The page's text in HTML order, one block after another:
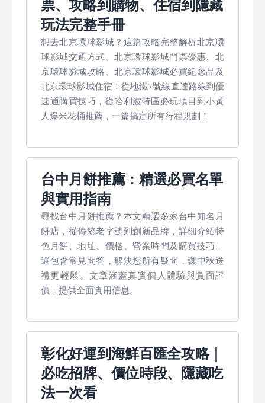
票、攻略到購物、住宿到隱藏
玩法完整手冊
想去北京環球影城？這篇攻略完整解析北京環
球影城交通方式、北京環球影城門票優惠、北
京環球影城攻略、北京環球影城必買紀念品及
北京環球影城住宿！從地鐵7號線直達路線到優
速通購買技巧，從哈利波特區必玩項目到小黃
人爆米花桶推薦，一篇搞定所有行程規劃！
台中月餅推薦：精選必買名單
與實用指南
尋找台中月餅推薦？本文精選多家台中知名月
餅店，從傳統老字號到創新品牌，詳細介紹特
色月餅、地址、價格、營業時間及購買技巧。
還包含常見問答，解決您所有疑問，讓中秋送
禮更輕鬆。文章涵蓋真實個人體驗與負面評
價，提供全面實用信息。
彰化好運到海鮮百匯全攻略｜
必吃招牌、價位時段、隱藏吃
法一次看